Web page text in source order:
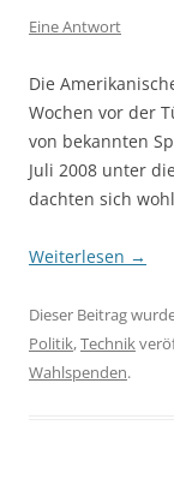
Eine Antwort
Die
Wochen vor der
von bekannten
Juli 2008 unter
dachten sich
Weiterlesen →
Dieser Beitrag
Politik,Technik
Wahlspenden.